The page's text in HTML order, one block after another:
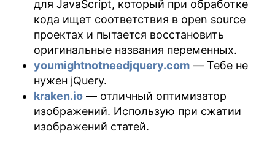
для JavaScript, который при обработке
кода ищет соответствия в open source
проектах и пытается восстановить
оригинальные названия переменных.
youmightnotneedjquery.com — Тебе не
нужен jQuery.
kraken.io — отличный оптимизатор
изображений. Использую при сжатии
изображений статей.